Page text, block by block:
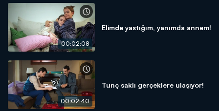
00:02:08
Elimde yastığım, yanımda annem!
00:02:40
Tunç saklı gerçeklere ulaşıyor!